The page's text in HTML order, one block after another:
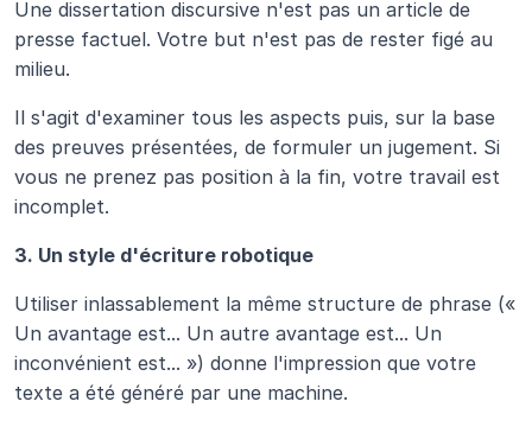
Une dissertation discursive n'est pas un article de
presse factuel. Votre but n'est pas de rester figé au
milieu.
Il s'agit d'examiner tous les aspects puis, sur la base
des preuves présentées, de formuler un jugement. Si
vous ne prenez pas position à la fin, votre travail est
incomplet.
3. Un style d'écriture robotique
Utiliser inlassablement la même structure de phrase («
Un avantage est... Un autre avantage est... Un
inconvénient est... ») donne l'impression que votre
texte a été généré par une machine.